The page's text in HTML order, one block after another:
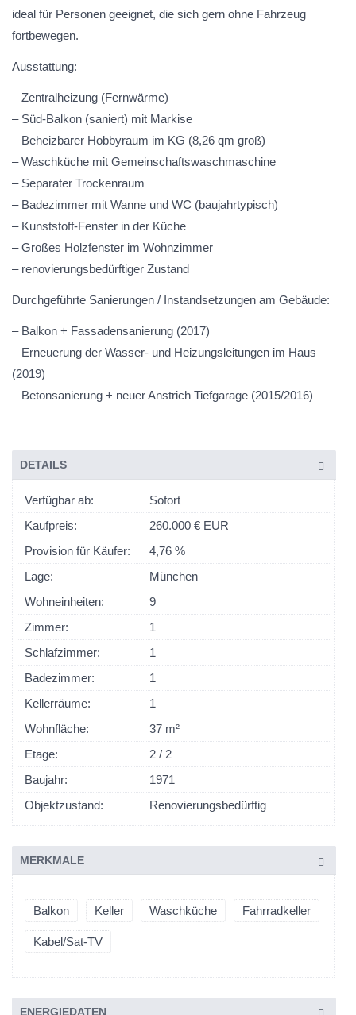
ideal für Personen geeignet, die sich gern ohne Fahrzeug
fortbewegen.
Ausstattung:
– Zentralheizung (Fernwärme)
– Süd-Balkon (saniert) mit Markise
– Beheizbarer Hobbyraum im KG (8,26 qm groß)
– Waschküche mit Gemeinschaftswaschmaschine
– Separater Trockenraum
– Badezimmer mit Wanne und WC (baujahrtypisch)
– Kunststoff-Fenster in der Küche
– Großes Holzfenster im Wohnzimmer
– renovierungsbedürftiger Zustand
Durchgeführte Sanierungen / Instandsetzungen am Gebäude:
– Balkon + Fassadensanierung (2017)
– Erneuerung der Wasser- und Heizungsleitungen im Haus
(2019)
– Betonsanierung + neuer Anstrich Tiefgarage (2015/2016)
DETAILS
Verfügbar ab:
Sofort
Kaufpreis:
260.000 € EUR
Provision für Käufer:
4,76 %
Lage:
München
Wohneinheiten:
9
Zimmer:
1
Schlafzimmer:
1
Badezimmer:
1
Kellerräume:
1
Wohnfläche:
37 m²
Etage:
2 / 2
Baujahr:
1971
Objektzustand:
Renovierungsbedürftig
MERKMALE
Balkon Keller Waschküche Fahrradkeller
Kabel/Sat-TV
ENERGIEDATEN